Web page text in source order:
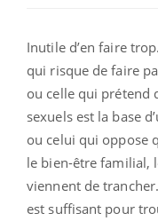
Inutile d’en faire
qui risque de faire
ou celle qui prétend
sexuels est la base
ou celui qui oppose
le bien-être familial,
viennent de
est suffisant pour